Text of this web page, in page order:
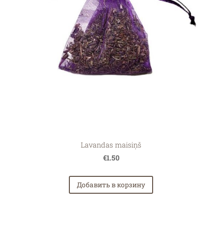
Lavandas maisiņš
€1.50
Добавить в корзину